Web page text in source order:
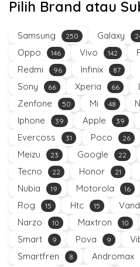
Pilih Brand atau
Samsung 250 Galaxy
Oppo 146 Vivo 142
Redmi 96 Infinix 87
Sony 66 Xperia 66
Zenfone 50 Mi 48
Iphone 39 Apple 39
Evercoss 31 Poco 26
Meizu 23 Google 22
Tecno 22 Honor 21
Nubia 19 Motorola 16
Rog 15 Htc 15
Narzo 10 Maxtron 10
Smart 9 Pova 9
Smartfren 8 Andromax